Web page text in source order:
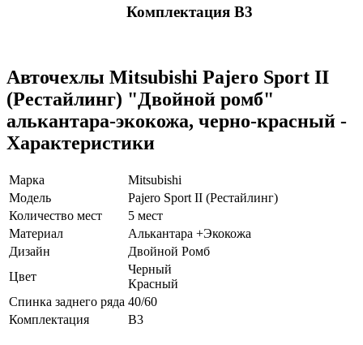
Комплектация В3
Авточехлы Mitsubishi Pajero Sport II
(Рестайлинг) "Двойной ромб"
алькантара-экокожа, черно-красный -
Характеристики
Марка
Mitsubishi
Модель
Pajero Sport II (Рестайлинг)
Количество мест
5 мест
Материал
Алькантара +Экокожа
Дизайн
Двойной Ромб
Цвет
Черный
Красный
Спинка заднего ряда 40/60
Комплектация
В3